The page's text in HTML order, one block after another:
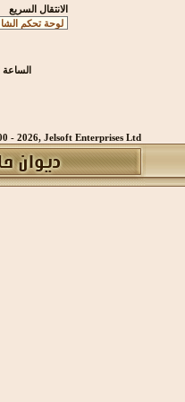
الانتقال السريع
الساعة
- 2026, Jelsoft Enterprises Ltd.